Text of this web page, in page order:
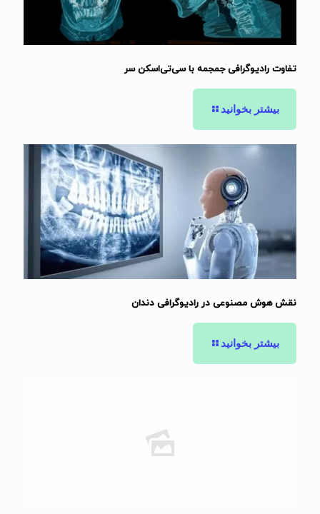
تفاوت رادیوگرافی جمجمه با سی‌تی‌اسکن سر
بیشتر بخوانید
نقش هوش مصنوعی در رادیوگرافی دندان
بیشتر بخوانید